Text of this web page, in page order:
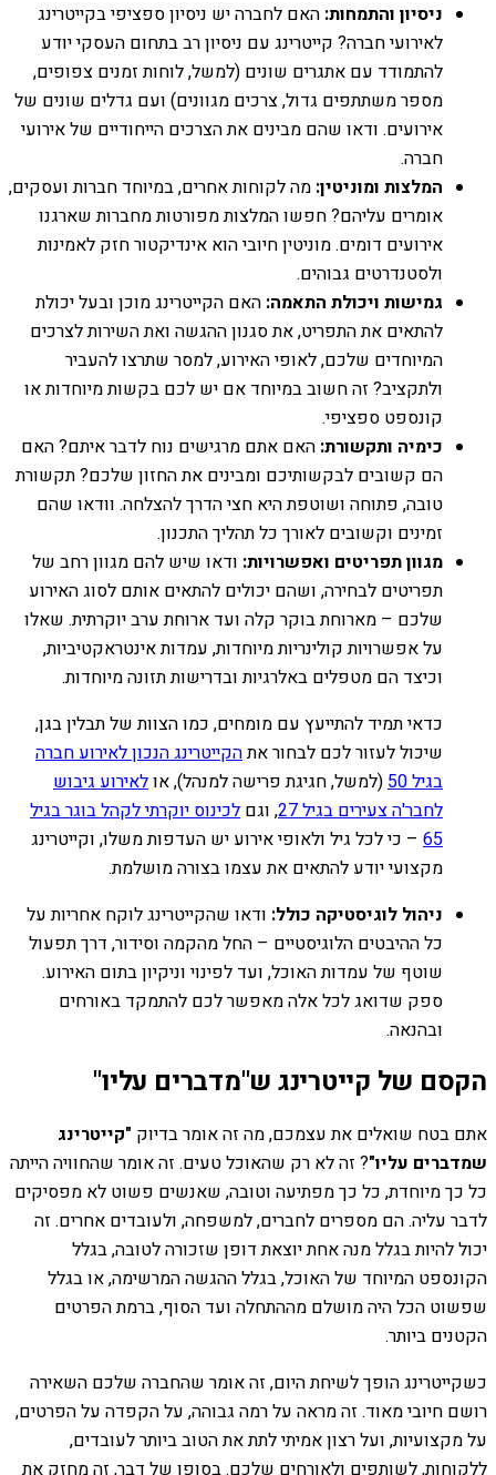
ניסיון והתמחות: האם לחברה יש ניסיון ספציפי בקייטרינג
לאירועי חברה? קייטרינג עם ניסיון רב בתחום העסקי יודע
להתמודד עם אתגרים שונים (למשל, לוחות זמנים צפופים,
מספר משתתפים גדול, צרכים מגוונים) ועם גדלים שונים של
אירועים. ודאו שהם מבינים את הצרכים הייחודיים של אירועי
חברה.
המלצות ומוניטין: מה לקוחות אחרים, במיוחד חברות ועסקים,
אומרים עליהם? חפשו המלצות מפורטות מחברות שארגנו
אירועים דומים. מוניטין חיובי הוא אינדיקטור חזק לאמינות
ולסטנדרטים גבוהים.
גמישות ויכולת התאמה: האם הקייטרינג מוכן ובעל יכולת
להתאים את התפריט, את סגנון ההגשה ואת השירות לצרכים
המיוחדים שלכם, לאופי האירוע, למסר שתרצו להעביר
ולתקציב? זה חשוב במיוחד אם יש לכם בקשות מיוחדות או
קונספט ספציפי.
כימיה ותקשורת: האם אתם מרגישים נוח לדבר איתם? האם
הם קשובים לבקשותיכם ומבינים את החזון שלכם? תקשורת
טובה, פתוחה ושוטפת היא חצי הדרך להצלחה. וודאו שהם
זמינים וקשובים לאורך כל תהליך התכנון.
מגוון תפריטים ואפשרויות: ודאו שיש להם מגוון רחב של
תפריטים לבחירה, ושהם יכולים להתאים אותם לסוג האירוע
שלכם – מארוחת בוקר קלה ועד ארוחת ערב יוקרתית. שאלו
על אפשרויות קולינריות מיוחדות, עמדות אינטראקטיביות,
וכיצד הם מטפלים באלרגיות ובדרישות תזונה מיוחדות.
כדאי תמיד להתייעץ עם מומחים, כמו הצוות של תבלין בגן,
שיכול לעזור לכם לבחור אתהקייטרינג הנכון לאירוע חברה
בגיל 50
(למשל, חגיגת פרישה למנהל), אולאירוע גיבוש
לחבר'ה צעירים בגיל 27
, וגם לכינוס יוקרתי לקהל בוגר בגיל
65 – כי לכל גיל ולאופי אירוע יש העדפות משלו, וקייטרינג
מקצועי יודע להתאים את עצמו בצורה מושלמת.
ניהול לוגיסטיקה כולל: ודאו שהקייטרינג לוקח אחריות על
כל ההיבטים הלוגיסטיים – החל מהקמה וסידור, דרך תפעול
שוטף של עמדות האוכל, ועד לפינוי וניקיון בתום האירוע.
ספק שדואג לכל אלה מאפשר לכם להתמקד באורחים
ובהנאה.
הקסם של קייטרינג ש"מדברים עליו"
אתם בטח שואלים את עצמכם, מה זה אומר בדיוק "קייטרינג
שמדברים עליו"? זה לא רק שהאוכל טעים. זה אומר שהחוויה הייתה
כל כך מיוחדת, כל כך מפתיעה וטובה, שאנשים פשוט לא מפסיקים
לדבר עליה. הם מספרים לחברים, למשפחה, ולעובדים אחרים. זה
יכול להיות בגלל מנה אחת יוצאת דופן שזכורה לטובה, בגלל
הקונספט המיוחד של האוכל, בגלל ההגשה המרשימה, או בגלל
שפשוט הכל היה מושלם מההתחלה ועד הסוף, ברמת הפרטים
הקטנים ביותר.
כשקייטרינג הופך לשיחת היום, זה אומר שהחברה שלכם השאירה
רושם חיובי מאוד. זה מראה על רמה גבוהה, על הקפדה על הפרטים,
על מקצועיות, ועל רצון אמיתי לתת את הטוב ביותר לעובדים,
ללקוחות, לשותפים ולאורחים שלכם. בסופו של דבר, זה מחזק את